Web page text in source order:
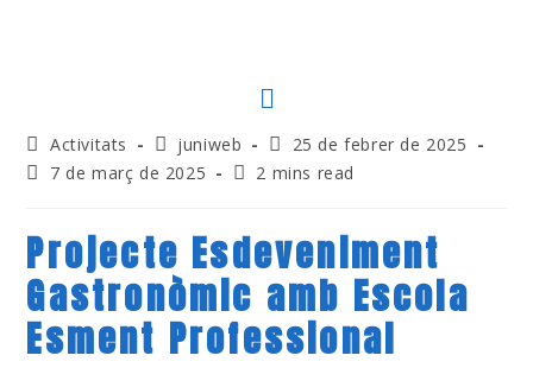
Activitats juniweb
25 de febrer de 2025
7 de març de 2025
2 mins read
Projecte Esdeveniment
Gastronòmic amb Escola
Esment Professional